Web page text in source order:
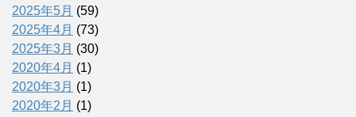
2025年5月 (59)
2025年4月 (73)
2025年3月 (30)
2020年4月 (1)
2020年3月 (1)
2020年2月 (1)